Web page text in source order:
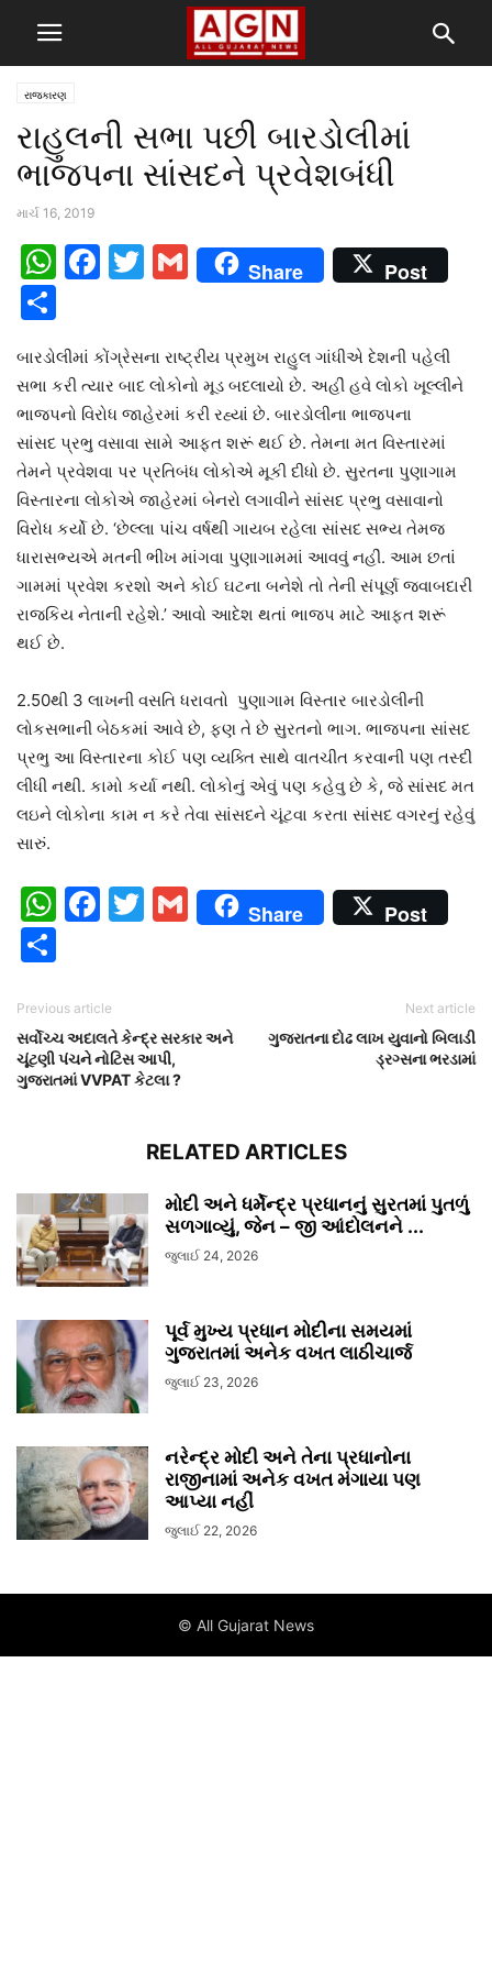
રાજકારણ
રાહુલની સભા પછી બારડોલીમાં
ભાજપના સાંસદને પ્રવેશબંધી
માર્ચ 16, 2019
WhatsApp
Facebook
Twitter
Gmail
Share Post
બારડોલીમાં કોંગ્રેસના રાષ્ટ્રીય પ્રમુખ રાહુલ ગાંધીએ દેશની પહેલી
સભા કરી ત્યાર બાદ લોકોનો મૂડ બદલાયો છે. અહીં હવે લોકો ખૂલ્લીને
ભાજપનો વિરોધ જાહેરમાં કરી રહ્યાં છે. બારડોલીના ભાજપના
સાંસદ પ્રભુ વસાવા સામે આફત શરૂં થઈ છે. તેમના મત વિસ્તારમાં
તેમને પ્રવેશવા પર પ્રતિબંધ લોકોએ મૂકી દીધો છે. સુરતના પુણાગામ
વિસ્તારના લોકોએ જાહેરમાં બેનરો લગાવીને સાંસદ પ્રભુ વસાવાનો
વિરોધ કર્યો છે. ‘છેલ્લા પાંચ વર્ષથી ગાયબ રહેલા સાંસદ સભ્ય તેમજ
ધારાસભ્યએ મતની ભીખ માંગવા પુણાગામમાં આવવું નહીં. આમ છતાં
ગામમાં પ્રવેશ કરશો અને કોઈ ઘટના બનેશે તો તેની સંપૂર્ણ જવાબદારી
રાજકિય નેતાની રહેશે.’ આવો આદેશ થતાં ભાજપ માટે આફત શરૂં
થઈ છે.
2.50થી 3 લાખની વસતિ ધરાવતો પુણાગામ વિસ્તાર બારડોલીની
લોકસભાની બેઠકમાં આવે છે, ફણ તે છે સુરતનો ભાગ. ભાજપના સાંસદ
પ્રભુ આ વિસ્તારના કોઈ પણ વ્યક્તિ સાથે વાતચીત કરવાની પણ તસ્દી
લીધી નથી. કામો કર્યા નથી. લોકોનું એવું પણ કહેવુ છે કે, જે સાંસદ મત
લઇને લોકોના કામ ન કરે તેવા સાંસદને ચૂંટવા કરતા સાંસદ વગરનું રહેવું
સારું.
WhatsApp
Facebook
Twitter
Gmail
Share Post
Previous article
સર્વોચ્ચ અદાલતે કેન્દ્ર સરકાર અને
ચૂંટણી પંચને નોટિસ આપી,
ગુજરાતમાં VVPAT કેટલા ?
Next article
ગુજરાતના દોઢ લાખ યુવાનો બિલાડી
ડ્રગ્સના ભરડામાં
RELATED ARTICLES
મોદી અને ધર્મેન્દ્ર પ્રધાનનું સુરતમાં પુતળું
સળગાવ્યું, જેન – જી આંદોલનને ...
જુલાઈ 24, 2026
પૂર્વ મુખ્ય પ્રધાન મોદીના સમયમાં
ગુજરાતમાં અનેક વખત લાઠીચાર્જ
જુલાઈ 23, 2026
નરેન્દ્ર મોદી અને તેના પ્રધાનોના
રાજીનામાં અનેક વખત મંગાયા પણ
આપ્યા નહીં
જુલાઈ 22, 2026
© All Gujarat News